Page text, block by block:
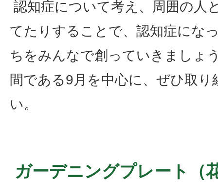
認知症について考え、周囲の人
てたりすることで、認知症にな
ちをみんなで創っていきましょ
間である9月を中心に、ぜひ取
い。
ガーデニングプレート（